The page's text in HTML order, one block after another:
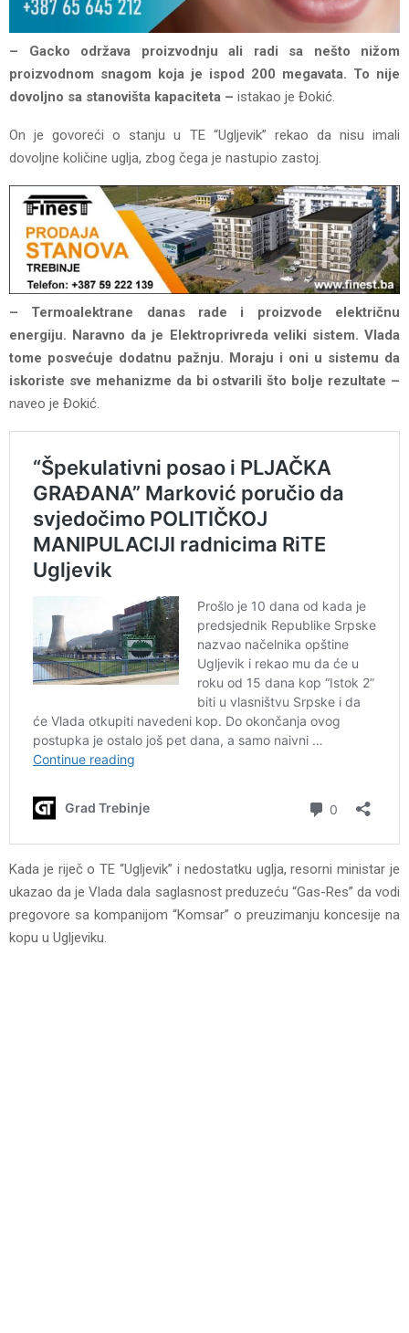
– Gacko održava proizvodnju ali radi sa nešto nižom
proizvodnom snagom koja je ispod 200 megavata. To nije
dovoljno sa stanovišta kapaciteta – istakao je Đokić.
On je govoreći o stanju u TE “Ugljevik” rekao da nisu imali
dovoljne količine uglja, zbog čega je nastupio zastoj.
– Termoalektrane danas rade i proizvode električnu
energiju. Naravno da je Elektroprivreda veliki sistem. Vlada
tome posvećuje dodatnu pažnju. Moraju i oni u sistemu da
iskoriste sve mehanizme da bi ostvarili što bolje rezultate –
naveo je Đokić.
Kada je riječ o TE “Ugljevik” i nedostatku uglja, resorni ministar je
ukazao da je Vlada dala saglasnost preduzeću “Gas-Res” da vodi
pregovore sa kompanijom “Komsar” o preuzimanju koncesije na
kopu u Ugljeviku.